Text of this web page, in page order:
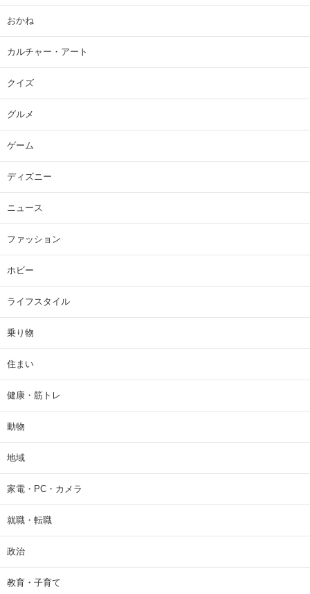
おかね
カルチャー・アート
クイズ
グルメ
ゲーム
ディズニー
ニュース
ファッション
ホビー
ライフスタイル
乗り物
住まい
健康・筋トレ
動物
地域
家電・PC・カメラ
就職・転職
政治
教育・子育て